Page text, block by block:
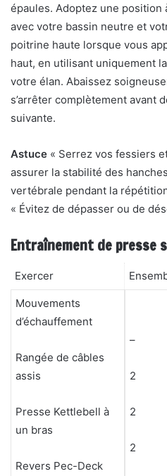
épaules. Adoptez une position
avec votre bassin neutre et
poitrine haute lorsque vous
haut, en utilisant uniquement
votre élan. Abaissez
s’arrêter complètement avant
suivante.
Astuce « Serrez vos fessiers
assurer la stabilité des
vertébrale pendant la
« Évitez de dépasser ou de
Entraînement de presse
Exercer
Mouvements
d’échauffement
Rangée de câbles
assis
Presse Kettlebell à
un bras
Revers Pec-Deck
–
2
2
2